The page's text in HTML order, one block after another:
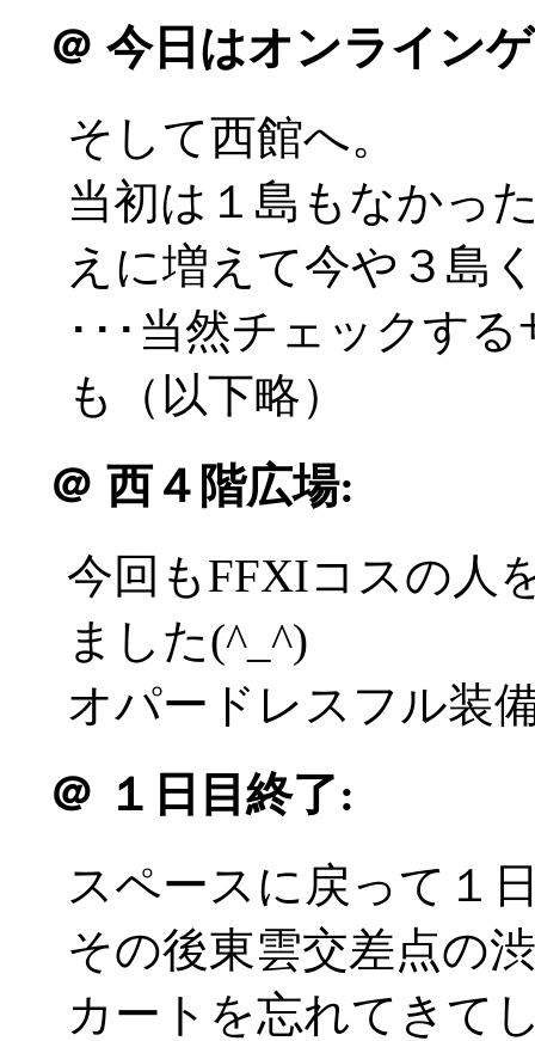
＠ 今日はオンライン
そして西館へ。
当初は１島もなかっ
えに増えて今や３島
･･･当然チェックす
も（以下略）
＠ 西４階広場:
今回もFFXIコスの人
ました(^_^)
オパードレスフル装
＠ １日目終了:
スペースに戻って１
その後東雲交差点の
カートを忘れてきて